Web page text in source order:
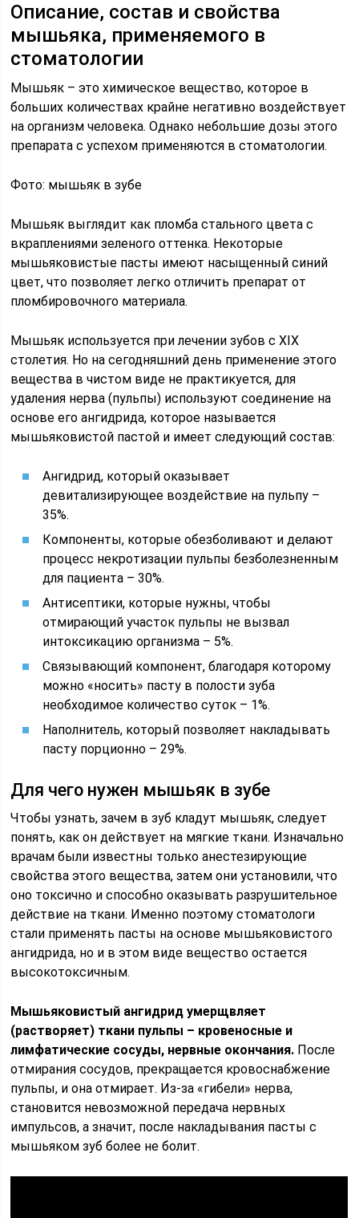
Описание, состав и свойства
мышьяка, применяемого в
стоматологии
Мышьяк – это химическое вещество, которое в
больших количествах крайне негативно воздействует
на организм человека. Однако небольшие дозы этого
препарата с успехом применяются в стоматологии.
Фото: мышьяк в зубе
Мышьяк выглядит как пломба стального цвета с
вкраплениями зеленого оттенка. Некоторые
мышьяковистые пасты имеют насыщенный синий
цвет, что позволяет легко отличить препарат от
пломбировочного материала.
Мышьяк используется при лечении зубов с XIX
столетия. Но на сегодняшний день применение этого
вещества в чистом виде не практикуется, для
удаления нерва (пульпы) используют соединение на
основе его ангидрида, которое называется
мышьяковистой пастой и имеет следующий состав:
Ангидрид, который оказывает
девитализирующее воздействие на пульпу –
35%.
Компоненты, которые обезболивают и делают
процесс некротизации пульпы безболезненным
для пациента – 30%.
Антисептики, которые нужны, чтобы
отмирающий участок пульпы не вызвал
интоксикацию организма – 5%.
Связывающий компонент, благодаря которому
можно «носить» пасту в полости зуба
необходимое количество суток – 1%.
Наполнитель, который позволяет накладывать
пасту порционно – 29%.
Для чего нужен мышьяк в зубе
Чтобы узнать, зачем в зуб кладут мышьяк, следует
понять, как он действует на мягкие ткани. Изначально
врачам были известны только анестезирующие
свойства этого вещества, затем они установили, что
оно токсично и способно оказывать разрушительное
действие на ткани. Именно поэтому стоматологи
стали применять пасты на основе мышьяковистого
ангидрида, но и в этом виде вещество остается
высокотоксичным.
Мышьяковистый ангидрид умерщвляет
(растворяет) ткани пульпы – кровеносные и
лимфатические сосуды, нервные окончания. После
отмирания сосудов, прекращается кровоснабжение
пульпы, и она отмирает. Из-за «гибели» нерва,
становится невозможной передача нервных
импульсов, а значит, после накладывания пасты с
мышьяком зуб более не болит.